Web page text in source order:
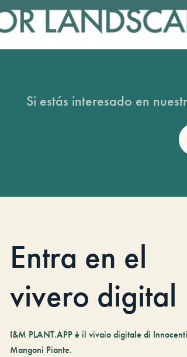
Si estás interesado en
Entra en el
vivero digital
I&M PLANT.APP è il vivaio digitale di
Mangoni Piante.